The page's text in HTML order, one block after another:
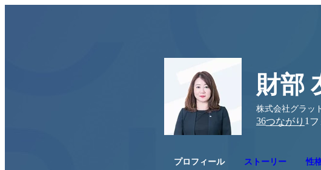
財部
株式会社グラッ
36つながり 1
プロフィール ストーリー 性